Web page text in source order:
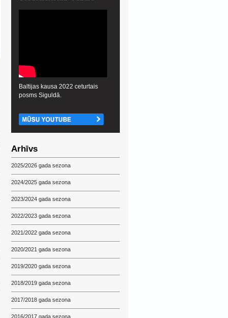
Baltijas kausa 2022 ceturtais
posms Siguldā.
Arhīvs
2025/2026 gada sezona
2024/2025 gada sezona
2023/2024 gada sezona
2022/2023 gada sezona
2021/2022 gada sezona
2020/2021 gada sezona
2019/2020 gada sezona
2018/2019 gada sezona
2017/2018 gada sezona
2016/2017 gada sezona